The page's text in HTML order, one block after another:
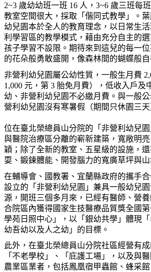
2~3 歲幼幼班一班 16 人，3~6 歲三班每
教室空間很大，採取「偕同式教學」。
幼兒園本於全人的教育理念，以日常生
利學習區的教學模式，藉由充分自主的
孩子學習不設限。期待來到這兒的每一
的花朵般勇敢盛開，像森林間的蝴蝶般自
非營利幼兒園屬公幼性質，一般生月費
1,000 元，第 3 胎免月費），低收入戶及
幼、非營利幼兒園不必繳月費。與一般
營利幼兒園沒有寒暑假（期間只休園三天
位在臺北榮總員山分院的「非營利幼兒
與醫院治療區分離的嶄新建築，寬敞明
穎；除了全新的教室、五星級的設施，
耍、鍛鍊體能、開發腦力的寬廣草坪與山
在輔導會、國教署、宜蘭縣政府的攜手
設立的「非營利幼兒園」兼具一般幼兒
源，開班三個多月來，已經有醫師、營
合院區內獲得國家生技醫療品質獎全國
學苑日照中心」，以「銀幼共學」體現
幼吾幼以及人之幼」的目標。
此外，在臺北榮總員山分院社區經營有
「不老學校」、「庇護工場」，以及與
農業區業者，包括鳳凰宿甲蟲館、蜂采